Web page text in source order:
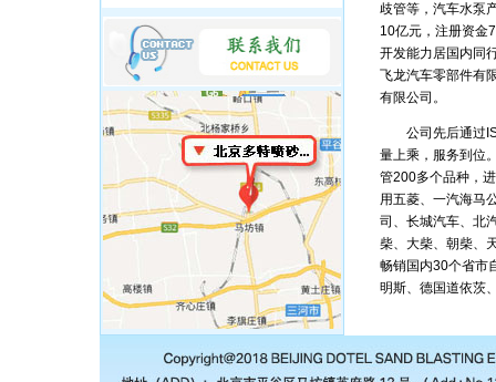
歧管等，汽车水泵
10亿元，注册资金
开发能力居国内同
飞龙汽车零部件有
有限公司。
公司先后通过
量上乘，服务到位
管200多个品种，
用五菱、一汽海马
司、长城汽车、北
柴、大柴、朝柴、
畅销国内30个省市
明斯、德国道依茨